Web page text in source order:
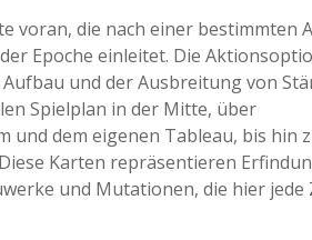
voran, die nach einer bestimmten
Epoche einleitet. Die
und der Ausbreitung von
Spielplan in der Mitte, über
und dem eigenen Tableau, bis hin
Karten repräsentieren
und Mutationen, die hier jede